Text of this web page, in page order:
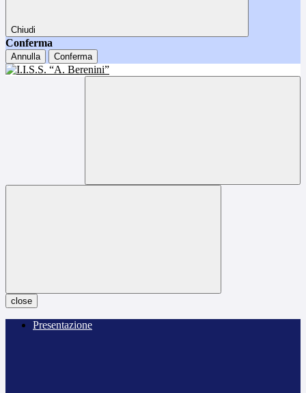
Chiudi
Conferma
Annulla Conferma
close
Presentazione